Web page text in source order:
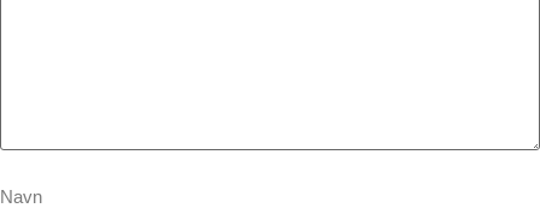
Navn